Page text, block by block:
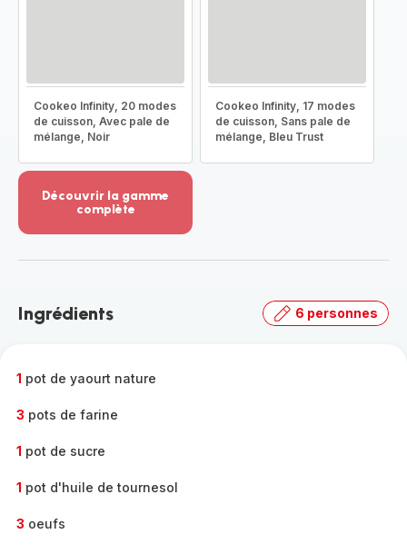
Cookeo Infinity, 20 modes
de cuisson, Avec pale de
mélange, Noir
Cookeo Infinity, 17 modes
de cuisson, Sans pale de
mélange, Bleu Trust
Découvrir la gamme
complète
-
gamme
Ingrédients 6 personnes
1 pot de yaourt nature
3 pots de farine
1 pot de sucre
1 pot d'huile de tournesol
3 oeufs